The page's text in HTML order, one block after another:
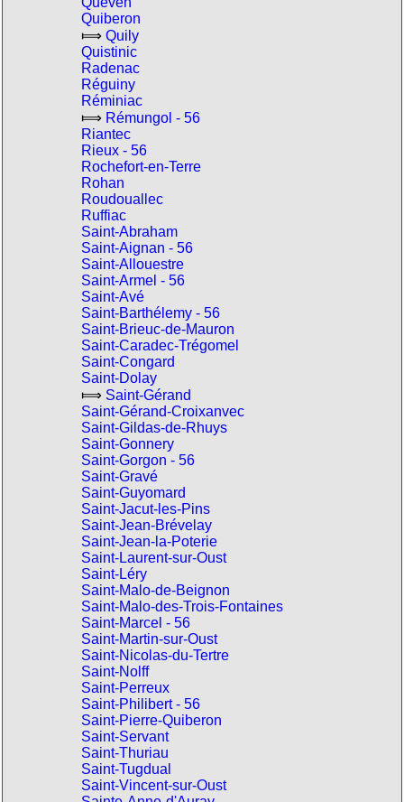
Quiberon
⟾ Quily
Quistinic
Radenac
Réguiny
Réminiac
⟾ Rémungol - 56
Riantec
Rieux - 56
Rochefort-en-Terre
Rohan
Roudouallec
Ruffiac
Saint-Abraham
Saint-Aignan - 56
Saint-Allouestre
Saint-Armel - 56
Saint-Avé
Saint-Barthélemy - 56
Saint-Brieuc-de-Mauron
Saint-Caradec-Trégomel
Saint-Congard
Saint-Dolay
⟾ Saint-Gérand
Saint-Gérand-Croixanvec
Saint-Gildas-de-Rhuys
Saint-Gonnery
Saint-Gorgon - 56
Saint-Gravé
Saint-Guyomard
Saint-Jacut-les-Pins
Saint-Jean-Brévelay
Saint-Jean-la-Poterie
Saint-Laurent-sur-Oust
Saint-Léry
Saint-Malo-de-Beignon
Saint-Malo-des-Trois-Fontaines
Saint-Marcel - 56
Saint-Martin-sur-Oust
Saint-Nicolas-du-Tertre
Saint-Nolff
Saint-Perreux
Saint-Philibert - 56
Saint-Pierre-Quiberon
Saint-Servant
Saint-Thuriau
Saint-Tugdual
Saint-Vincent-sur-Oust